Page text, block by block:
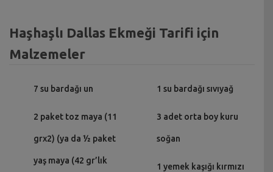
Haşhaşlı Dallas Ekmeği Tarifi için
Malzemeler
7 su bardağı un
2 paket toz maya (11
grx2) (ya da ½ paket
yaş maya (42 gr’lık
1 su bardağı sıvıyağ
3 adet orta boy kuru
soğan
1 yemek kaşığı kırmızı